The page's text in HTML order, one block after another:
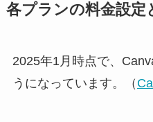
各プランの料金設定
2025年1月時点で、
うになっています。（